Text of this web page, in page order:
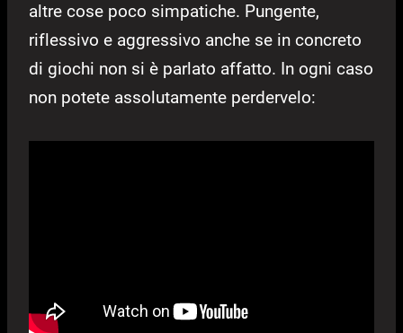
altre cose poco simpatiche. Pungente,
riflessivo e aggressivo anche se in concreto
di giochi non si è parlato affatto. In ogni caso
non potete assolutamente perdervelo: